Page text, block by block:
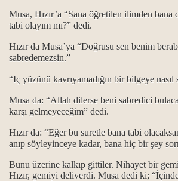
Musa, Hızır’a “Sana öğretilen ilimden bana
tabi olayım mı?” dedi.
Hızır da Musa’ya “Doğrusu sen benim
sabredemezsin.”
“Iç yüzünü kavrıyamadığın bir bilgeye nasıl
Musa da: “Allah dilerse beni sabredici
karşı gelmeyeceğim” dedi.
Hızır da: “Eğer bu suretle bana tabi
anıp söyleyinceye kadar, bana hiç bir şey
Bunu üzerine kalkıp gittiler. Nihayet bir
Hızır, gemiyi deliverdi. Musa dedi ki;
mi?